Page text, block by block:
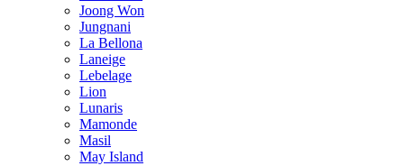
Joong Won
Jungnani
La Bellona
Laneige
Lebelage
Lion
Lunaris
Mamonde
Masil
May Island